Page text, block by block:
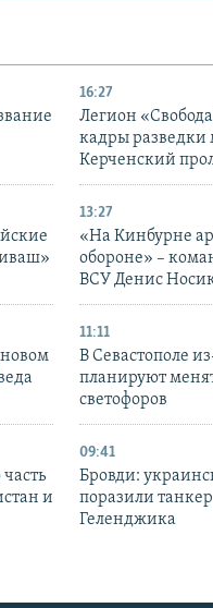
16:27
Легион
кадры разведки
Керченский
13:27
«На Кинбурне
обороне» –
ВСУ Денис
11:11
В Севастополе
планируют
светофоров
и
09:41
Бровди:
поразили
Геленджика